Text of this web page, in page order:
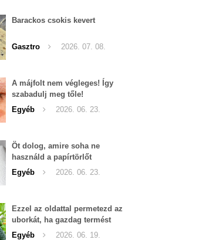
Barackos csokis kevert
Gasztro 2026. 07. 08.
A májfolt nem végleges! Így
szabadulj meg tőle!
Egyéb
2026. 06. 23.
Öt dolog, amire soha ne
használd a papírtörlőt
Egyéb
2026. 06. 23.
Ezzel az oldattal permetezd az
uborkát, ha gazdag termést
szeretnél begyűjteni
Egyéb 2026. 06. 19.